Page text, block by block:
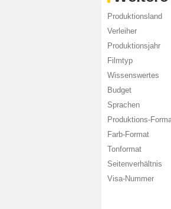
Produktionsland
Verleiher
Produktionsjahr
Filmtyp
Wissenswertes
Budget
Sprachen
Produktions-
Farb-Format
Tonformat
Seitenverhältnis
Visa-Nummer